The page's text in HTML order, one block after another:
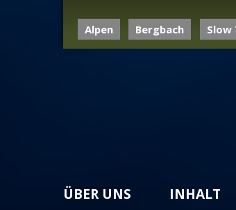
Alpen Bergbach Slow
ÜBER UNS INHALT